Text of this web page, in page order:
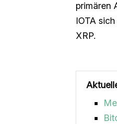
primären
IOTA
XRP.